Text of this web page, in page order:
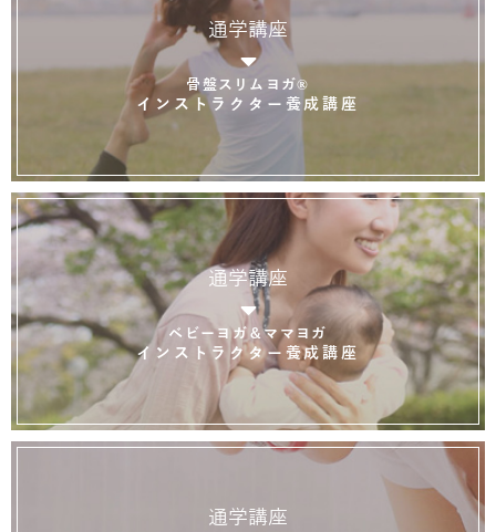
通学講座
骨盤スリムヨガ®
インストラクター養成講座
通学講座
ベビーヨガ＆ママヨガ
インストラクター養成講座
通学講座